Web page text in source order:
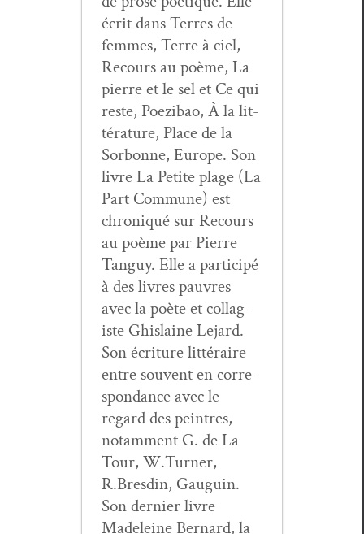
écrit dans Ter­res de
femmes, Terre à ciel,
Recours au poème, La
pierre et le sel et Ce qui
reste, Poez­ibao, À la lit­
téra­ture, Place de la
Sor­bonne, Europe. Son
livre La Petite plage (La
Part Com­mune) est
chroniqué sur Recours
au poème par Pierre
Tan­guy. Elle a par­ticipé
à des livres pau­vres
avec la poète et col­lag­
iste Ghis­laine Lejard.
Son écri­t­ure lit­téraire
entre sou­vent en cor­re­
spon­dance avec le
regard des pein­tres,
notam­ment G. de La
Tour, W.Turner,
R.Bresdin, Gau­guin.
Son dernier livre
Madeleine Bernard, la